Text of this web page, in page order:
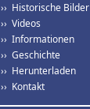
›› Historische Bilder
›› Videos
›› Informationen
›› Geschichte
›› Herunterladen
›› Kontakt